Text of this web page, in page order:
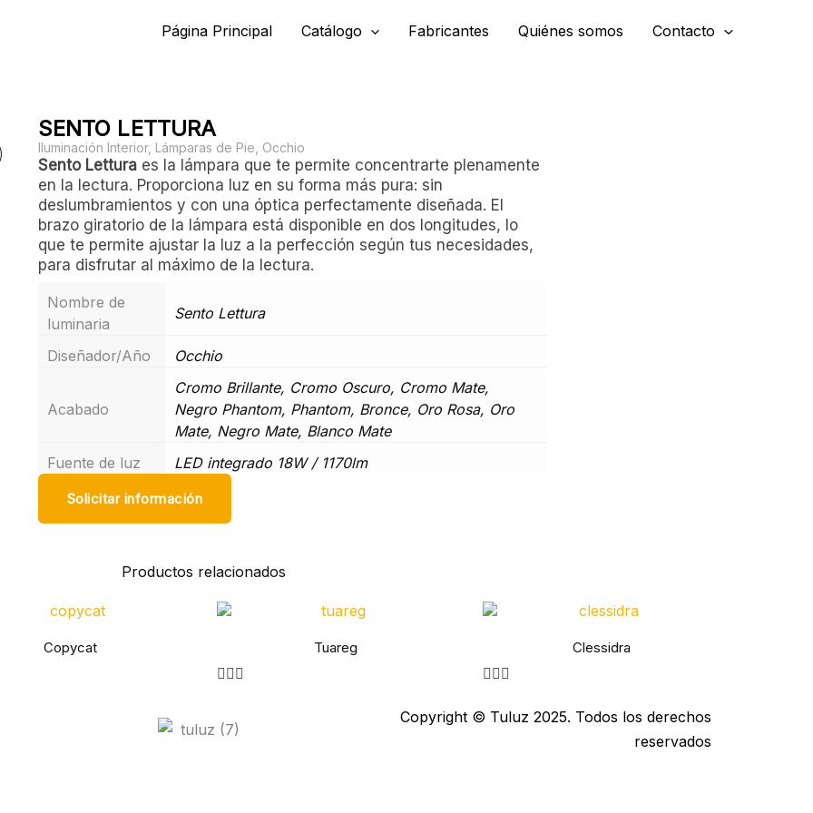
Página Principal Catálogo Fabricantes Quiénes somos Contacto
SENTO LETTURA
Iluminación Interior, Lámparas de Pie Occhio
Sento Letturaes la lámpara que te permite concentrarte plenamente
en la lectura. Proporciona luz en su forma más pura: sin
deslumbramientos y con una óptica perfectamente diseñada. El
brazo giratorio de la lámpara está disponible en dos longitudes, lo
que te permite ajustar la luz a la perfección según tus necesidades,
para disfrutar al máximo de la lectura.
Nombre de
luminaria
Sento Lettura
Diseñador/Año Occhio
Acabado
Cromo Brillante, Cromo Oscuro, Cromo Mate,
Negro Phantom, Phantom, Bronce, Oro Rosa, Oro
Mate, Negro Mate, Blanco Mate
Fuente de luz
LED integrado 18W / 1170lm
Solicitar información
Productos relacionados
Copycat Tuareg Clessidra
Copyright © Tuluz 2025. Todos los derechos
reservados